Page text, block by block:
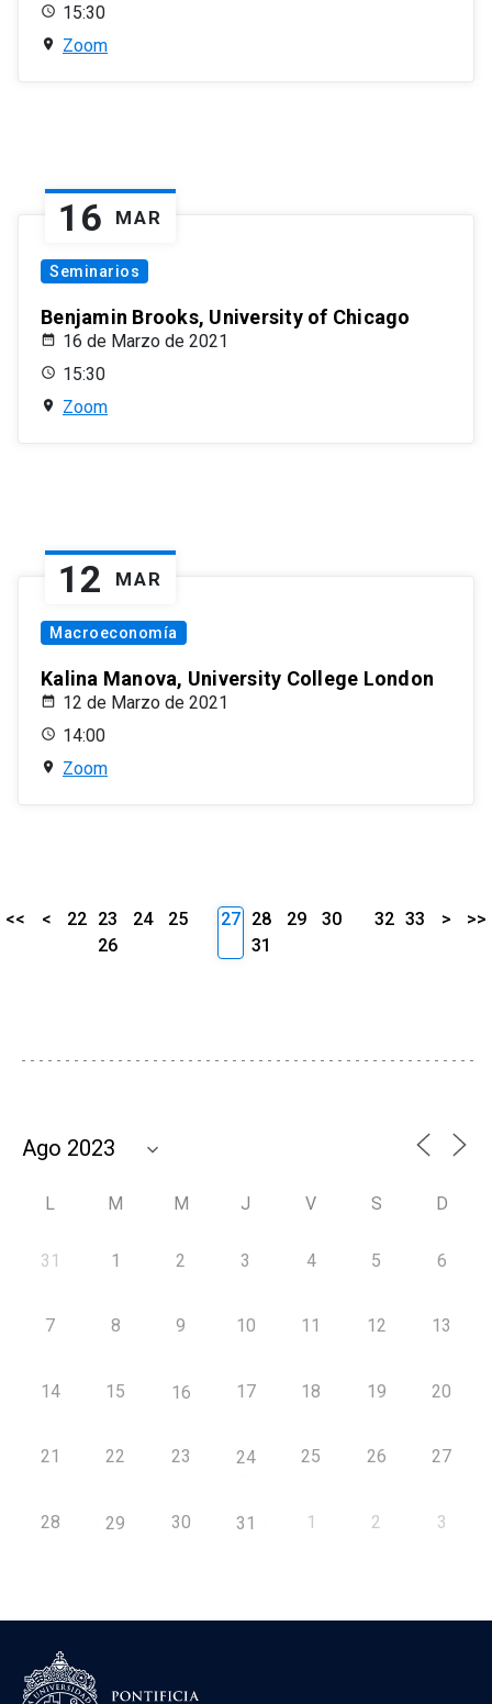
15:30
Zoom
16 MAR
Seminarios
Benjamin Brooks, University of Chicago
16 de Marzo de 2021
15:30
Zoom
12 MAR
Macroeconomía
Kalina Manova, University College London
12 de Marzo de 2021
14:00
Zoom
<< < 22 23 24
25
26
27 28 29
30
31
32 33 > >>
L M M J V S D
31 1 2 3 4 5 6
7 8 9 10 11 12 13
14 15 16 17 18 19 20
21 22 23 24 25 26 27
28 29 30 31 1 2 3